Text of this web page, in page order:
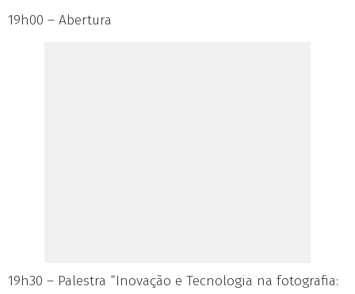
19h00 – Abertura
19h30 – Palestra “Inovação e Tecnologia na fotografia: